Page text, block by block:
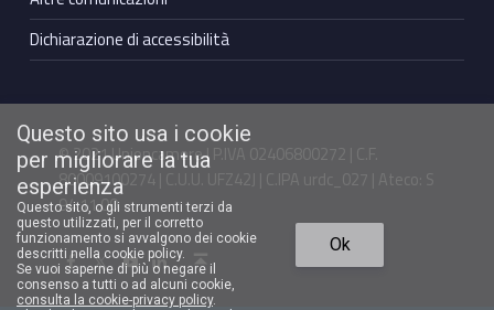
Dichiarazione di accessibilità
© 2021 Unioncamere | P.IVA 02406800272 | C.F.
80009100274 | C.U.U. UFZ42J | C.IPA urdc_027 | Ateco: S
94.11.00
Facebook Unioncamere VenetoTwitter Unioncamere VenetoYoutube Unioncamere VenetoLinkedin Unioncamere Veneto Torna in cima ↑
Questo sito usa i cookie
per migliorare la tua
esperienza
Questo sito, o gli strumenti terzi da
questo utilizzati, per il corretto
funzionamento si avvalgono dei cookie
descritti nella cookie policy.
Se vuoi saperne di più o negare il
consenso a tutti o ad alcuni cookie,
consulta la cookie-privacy policy.
Ok